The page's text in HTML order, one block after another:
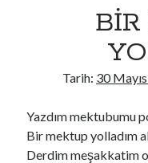
Tarih: 30
Yazdım mektubumu
Bir mektup yolladım
Derdim meşakkatim